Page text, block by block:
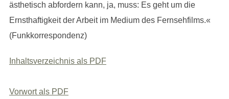
ästhetisch abfordern kann, ja, muss: Es geht um die
Ernsthaftigkeit der Arbeit im Medium des Fernsehfilms.«
(Funkkorrespondenz)
Inhaltsverzeichnis als PDF
Vorwort als PDF